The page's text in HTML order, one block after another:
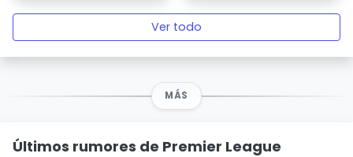
Ver todo
MÁS
Últimos rumores de Premier League